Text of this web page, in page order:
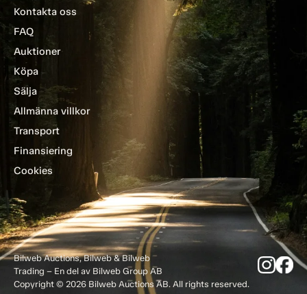
Kontakta oss
FAQ
Auktioner
Köpa
Sälja
Allmänna villkor
Transport
Finansiering
Cookies
Bilweb Auctions, Bilweb & Bilweb
Trading – En del av Bilweb Group AB
Copyright © 2026 Bilweb Auctions AB. All rights reserved.